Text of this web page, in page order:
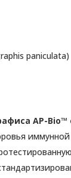
paniculata)
AP-